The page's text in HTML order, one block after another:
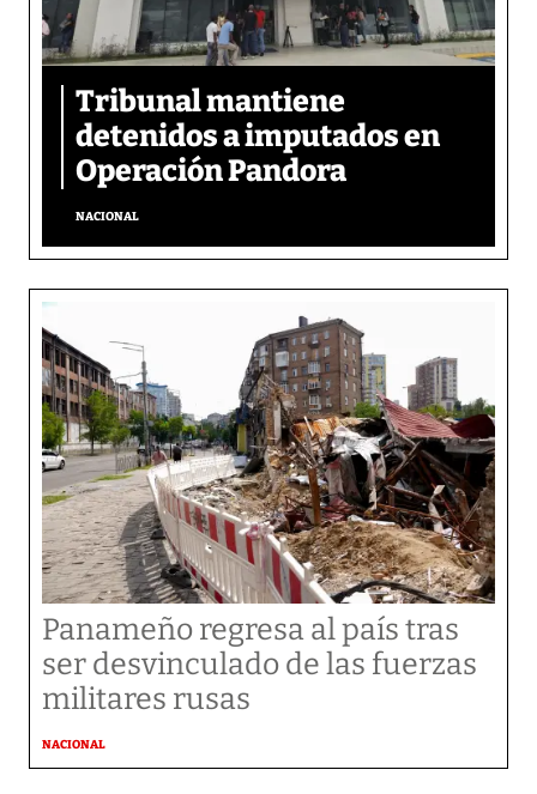
Tribunal mantiene
detenidos a imputados en
Operación Pandora
NACIONAL
Panameño regresa al país tras
ser desvinculado de las fuerzas
militares rusas
NACIONAL